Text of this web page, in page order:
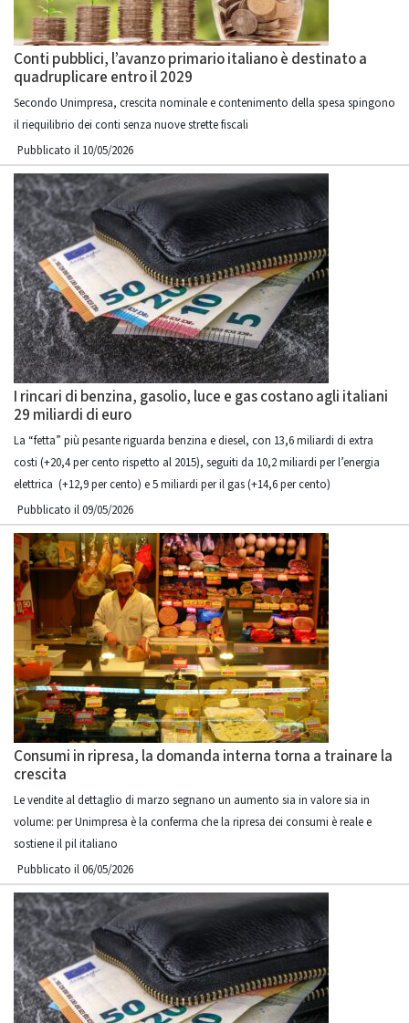
Conti pubblici, l’avanzo primario italiano è destinato a
quadruplicare entro il 2029
Secondo Unimpresa, crescita nominale e contenimento della spesa spingono
il riequilibrio dei conti senza nuove strette fiscali
Pubblicato il 10/05/2026
I rincari di benzina, gasolio, luce e gas costano agli italiani
29 miliardi di euro
La “fetta” più pesante riguarda benzina e diesel, con 13,6 miliardi di extra
costi (+20,4 per cento rispetto al 2015), seguiti da 10,2 miliardi per l’energia
elettrica (+12,9 per cento) e 5 miliardi per il gas (+14,6 per cento)
Pubblicato il 09/05/2026
Consumi in ripresa, la domanda interna torna a trainare la
crescita
Le vendite al dettaglio di marzo segnano un aumento sia in valore sia in
volume: per Unimpresa è la conferma che la ripresa dei consumi è reale e
sostiene il pil italiano
Pubblicato il 06/05/2026